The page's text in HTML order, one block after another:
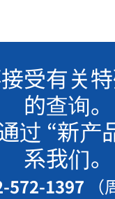
受有关
的查询。
过 “新产
系我们。
572-1397